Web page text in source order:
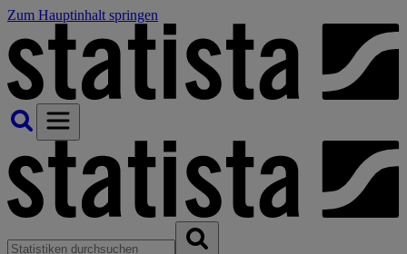
Zum Hauptinhalt springen